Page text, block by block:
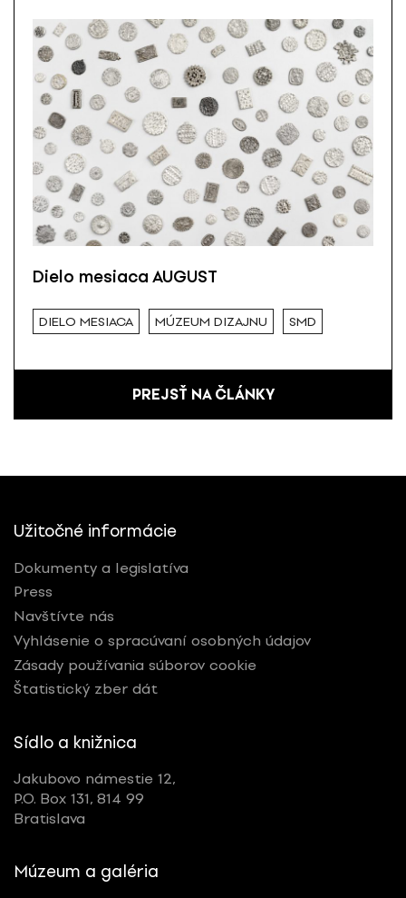
Dielo mesiaca AUGUST
DIELO MESIACA MÚZEUM DIZAJNU SMD
PREJSŤ NA ČLÁNKY
Užitočné informácie
Dokumenty a legislatíva
Press
Navštívte nás
Vyhlásenie o spracúvaní osobných údajov
Zásady používania súborov cookie
Štatistický zber dát
Sídlo a knižnica
Jakubovo námestie 12,
P.O. Box 131, 814 99
Bratislava
Múzeum a galéria